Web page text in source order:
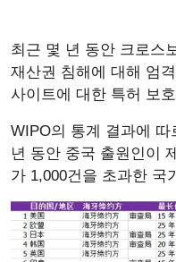
최근 몇 년 동안 크로스
재산권 침해에 대해 엄
사이트에 대한 특허 보
WIPO의 통계 결과에 따
년 동안 중국 출원인이
가 1,000건을 초과한 국